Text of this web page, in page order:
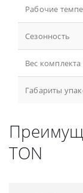
Рабочие
Сезонность
Вес
Габариты
TON